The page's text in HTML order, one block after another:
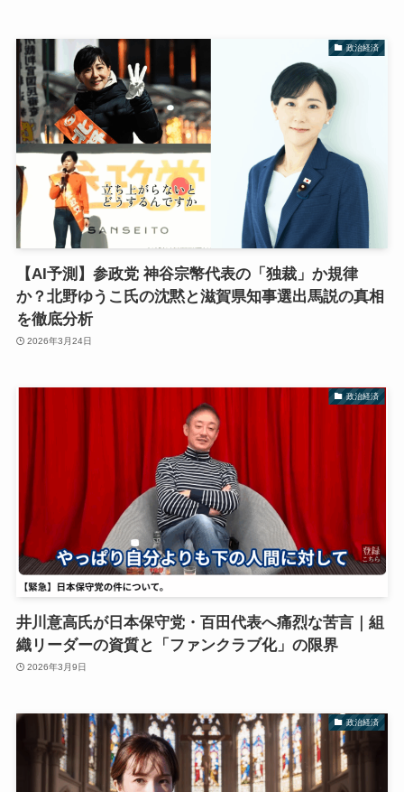
政治経済
【AI予測】参政党 神谷宗幣代表の「独裁」か規律
か？北野ゆうこ氏の沈黙と滋賀県知事選出馬説の真相
を徹底分析
2026年3月24日
政治経済
井川意高氏が日本保守党・百田代表へ痛烈な苦言｜組
織リーダーの資質と「ファンクラブ化」の限界
2026年3月9日
政治経済